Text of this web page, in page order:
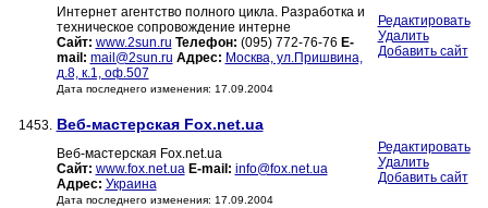
Интернет агентство полного цикла. Разработка и
техническое сопровождение интерне
Сайт: www.2sun.ru Телефон: (095) 772-76-76 E-
mail: mail@2sun.ru Адрес: Москва, ул.Пришвина,
д.8, к.1, оф.507
Дата последнего изменения: 17.09.2004
Редактировать
Удалить
Добавить сайт
1453. Веб-мастерская Fox.net.ua
Веб-мастерская Fox.net.ua
Сайт: www.fox.net.ua E-mail: info@fox.net.ua
Адрес: Украина
Дата последнего изменения: 17.09.2004
Редактировать
Удалить
Добавить сайт